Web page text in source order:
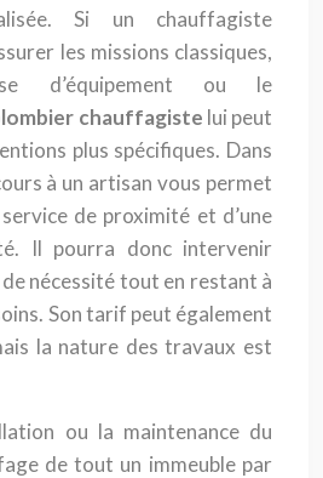
Si un chauffagiste
les missions classiques,
d’équipement ou le
chauffagiste lui peut
plus spécifiques. Dans
à un artisan vous permet
de proximité et d’une
Il pourra donc intervenir
nécessité tout en restant à
Son tarif peut également
la nature des travaux est
ou la maintenance du
de tout un immeuble par